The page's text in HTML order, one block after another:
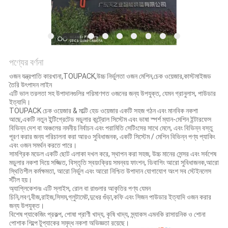
SITEMAP
নীতি
পণ্যের বর্ণনা
ওজন যন্ত্রপাতি কারখানা,TOUPACK,উচ্চ নির্ভুলতা ওজন মেশিন,চেক ওয়েজার,কাস্টমাইজড
তৈরি উৎপাদন লাইন
এটি ভাল তরলতা সহ উপাদানগুলির পরিমাণগত ওজনের জন্য উপযুক্ত, যেমন গ্রানুলাস, পাউডার
ইত্যাদি।
TOUPACK চেক ওয়েজার & মাল্টি হেড ওয়েজার একটি সহজ গঠন এবং মানবিক নকশা
আছে,একটি নতুন ইন্টিগ্রেটেড মডুলার কন্ট্রোল সিস্টেম এবং ভাষা স্পর্শ ম্যান-মেশিন ইন্টারফেস
বিভিন্ন দেশ বা অঞ্চলের নমনীয় নির্বাচন এবং পরামিতি সেটিংসের সাথে মেলে, এবং বিভিন্ন বস্তু
পূরণ করার জন্য পরিচালনা করা আরও সুবিধাজনক, একটি সিস্টেম / মেশিন বিভিন্ন পণ্য প্যাকিং
এবং ওজন সমর্থন করতে পারে।
সামগ্রিক মডেল একটি ছোট এলাকা দখল করে, স্থাপন করা সহজ, উচ্চ মানের সেন্সর এবং সর্বশেষ
মডুলার নকশা দিয়ে সজ্জিত, বিস্তৃতি স্বয়ংক্রিয় সমন্বয় ফাংশন, ডিবাগিং আরো সুবিধাজনক,আরো
স্থিতিশীল কর্মক্ষমতা, আরো নির্ভুল এবং আরো নিশ্চিত উপাদান যোগাযোগ অংশ সব স্টেইনলেস
স্টীল হয়।
অ্যাপ্লিকেশনঃ এটি স্লাইস, রোল বা রাগুলার আকৃতির পণ্য যেমন
চিনি,লবণ,বীজ,রাইজ,সিসম,গ্লুটামেট,দুধের গুঁড়া,কফি এবং সিজন পাউডার ইত্যাদি ওজন করার
জন্য উপযুক্ত।
বিশেষ প্যাকেজিং প্রকল্প, পোষা প্রাণী খাদ্য, কৃষি খাদ্য, স্ন্যাকস এমনকি রাসায়নিক ও শোনা
পোশাক শিল্পে টুপ্যাকের সমৃদ্ধ নকশা অভিজ্ঞতা রয়েছে।